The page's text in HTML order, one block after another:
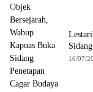
16/07/